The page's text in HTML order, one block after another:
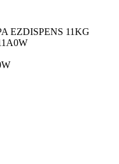
EZDISPENS 11KG